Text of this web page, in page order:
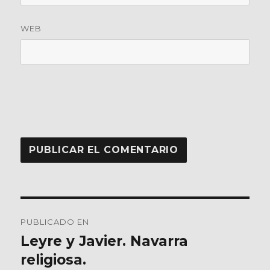
WEB
de
entradas
PUBLICADO EN
Leyre y Javier. Navarra
religiosa.